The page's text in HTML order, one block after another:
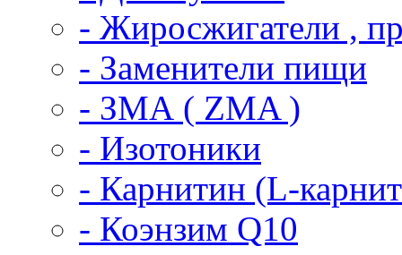
- Жиросжигатели ,
- Заменители пищи
- ЗМА ( ZMA )
- Изотоники
- Карнитин (L-
- Коэнзим Q10